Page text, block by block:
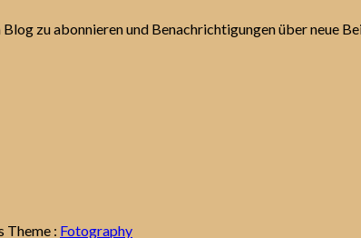
zu abonnieren und Benachrichtigungen über neue
Theme : Fotography